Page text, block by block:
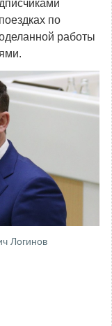
по
работы
Логинов